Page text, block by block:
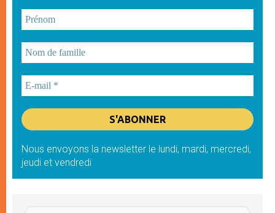
Nous envoyons la newsletter le lundi, mardi, mercredi,
jeudi et vendredi